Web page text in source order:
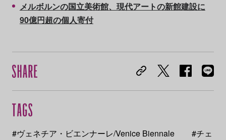
メルボルンの国立美術館、現代アートの新館建設に
90億円超の個人寄付
#ヴェネチア・ビエンナーレ/Venice Biennale
#チェ